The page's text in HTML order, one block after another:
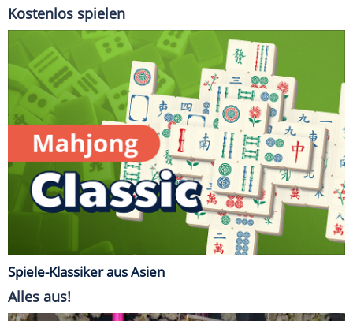
Kostenlos spielen
Spiele-Klassiker aus Asien
Alles aus!